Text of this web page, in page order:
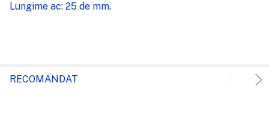
Lungime ac: 25 de mm.
RECOMANDAT